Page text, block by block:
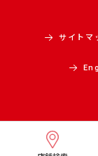
サイトマ